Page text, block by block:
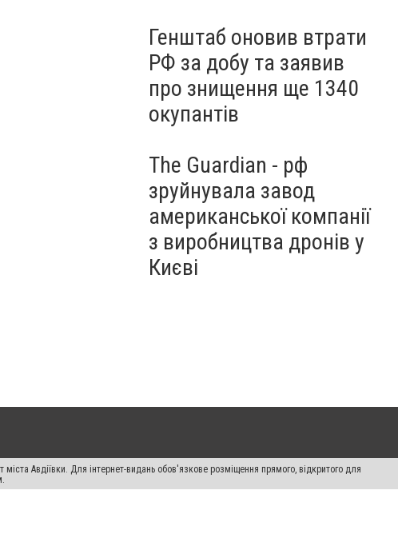
Генштаб оновив втрати
РФ за добу та заявив
про знищення ще 1340
окупантів
The Guardian - рф
зруйнувала завод
американської компанії
з виробництва дронів у
Києві
Авдіївки. Для інтернет-видань обов'язкове розміщення прямого, відкритого для